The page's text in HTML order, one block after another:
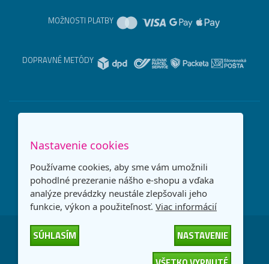
MOŽNOSTI PLATBY
DOPRAVNÉ METÓDY
Slovensko
Nastavenie cookies
Používame cookies, aby sme vám umožnili
pohodlné prezeranie nášho e-shopu a vďaka
analýze prevádzky neustále zlepšovali jeho
funkcie, výkon a použiteľnosť. Viac informácií
SÚHLASÍM
NASTAVENIE